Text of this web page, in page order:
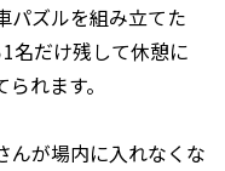
パズルを組み立てた
名だけ残して休憩に
れます。
んが場内に入れなくな